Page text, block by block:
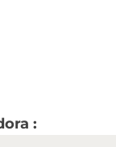
: